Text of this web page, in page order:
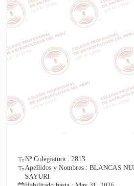
Nº Colegiatura : 2813
Apellidos y Nombres : BLANCAS
SAYURI